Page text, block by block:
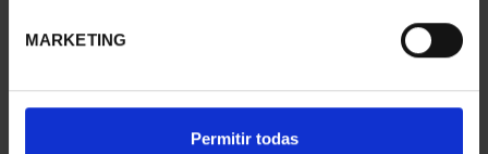
MARKETING
Permitir todas
REALES
140,00 €